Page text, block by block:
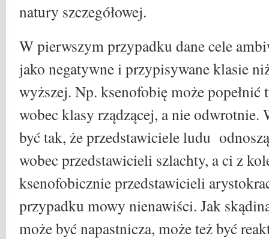
natury szczegółowej.
W pierwszym przypadku dane cele
jako negatywne i przypisywane klasie
wyższej. Np. ksenofobię może popełnić
wobec klasy rządzącej, a nie odwrotnie.
być tak, że przedstawiciele ludu
wobec przedstawicieli szlachty, a ci z
ksenofobicznie przedstawicieli
przypadku mowy nienawiści. Jak
może być napastnicza, może też być